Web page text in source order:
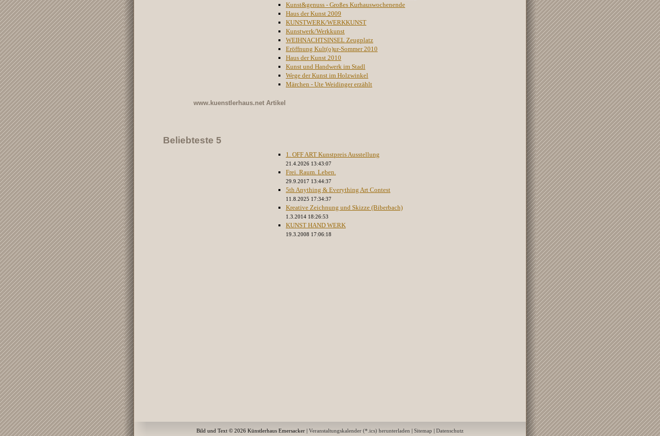
Kunst&genuss - Großes Kurhauswochenende
Haus der Kunst 2009
KUNSTWERK/WERKKUNST
Kunstwerk/Werkkunst
WEIHNACHTSINSEL Zeugplatz
Eröffnung Kult(o)ur-Sommer 2010
Haus der Kunst 2010
Kunst und Handwerk im Stadl
Wege der Kunst im Holzwinkel
Märchen - Ute Weidinger erzählt
www.kuenstlerhaus.net Artikel
Beliebteste 5
1. OFF ART Kunstpreis Ausstellung
21.4.2026 13:43:07
Frei. Raum. Leben.
29.9.2017 13:44:37
5th Anything & Everything Art Contest
11.8.2025 17:34:37
Kreative Zeichnung und Skizze (Biberbach)
1.3.2014 18:26:53
KUNST HAND WERK
19.3.2008 17:06:18
Bild und Text © 2026 Künstlerhaus Emersacker | Veranstaltungskalender (*.ics) herunterladen Sitemap Datenschutz